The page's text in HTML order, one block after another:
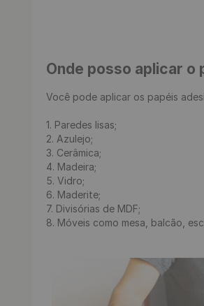
Onde posso aplicar o
Você pode aplicar os papéis
1. Paredes lisas;
2. Azulejo;
3. Cerâmica;
4. Madeira;
5. Vidro;
6. Maderite;
7. Divisórias de MDF;
8. Móveis como mesa, balcão,